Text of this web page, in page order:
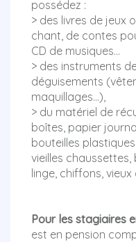
possédez :
> des livres de jeux
chant, de contes
CD de musiques…
> des instruments
déguisements
maquillages...),
> du matériel de
boîtes, papier
bouteilles
vieilles
linge, chiffons,
Pour les stagiaires
est en pension